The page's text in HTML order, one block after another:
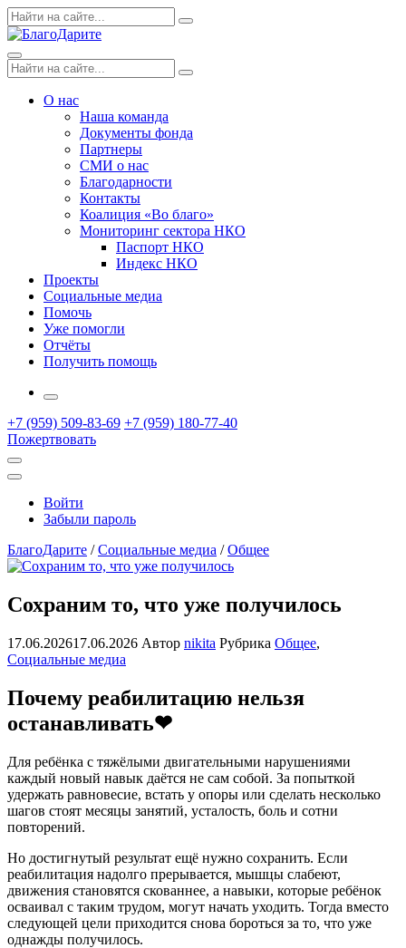
Skip
to
Поиск
по:
Search
Menu
Поиск
по:
Search
О нас
Наша команда
Документы фонда
Партнеры
СМИ о нас
Благодарности
Контакты
Коалиция «Во благо»
Мониторинг сектора НКО
Паспорт НКО
Индекс НКО
Проекты
Социальные медиа
Помочь
Уже помогли
Отчёты
Получить помощь
More
+7 (959) 509-83-69 +7 (959) 180-77-40
Пожертвовать
Открыть
поиск
Профиль
Войти
Забыли пароль
БлагоДарите /Социальные медиа /Общее
Сохраним то, что уже получилось
17.06.202617.06.2026 Автор nikita Рубрика Общее,
Социальные медиа
Почему реабилитацию нельзя
останавливать❤
Для ребёнка с тяжёлыми двигательными нарушениями
каждый новый навык даётся не сам собой. За попыткой
удержать равновесие, встать у опоры или сделать несколько
шагов стоят месяцы занятий, усталость, боль и сотни
повторений.
Но достигнутый результат ещё нужно сохранить. Если
реабилитация надолго прерывается, мышцы слабеют,
движения становятся скованнее, а навыки, которые ребёнок
осваивал с таким трудом, могут начать уходить. Тогда вместо
следующей цели приходится снова бороться за то, что уже
однажды получилось.